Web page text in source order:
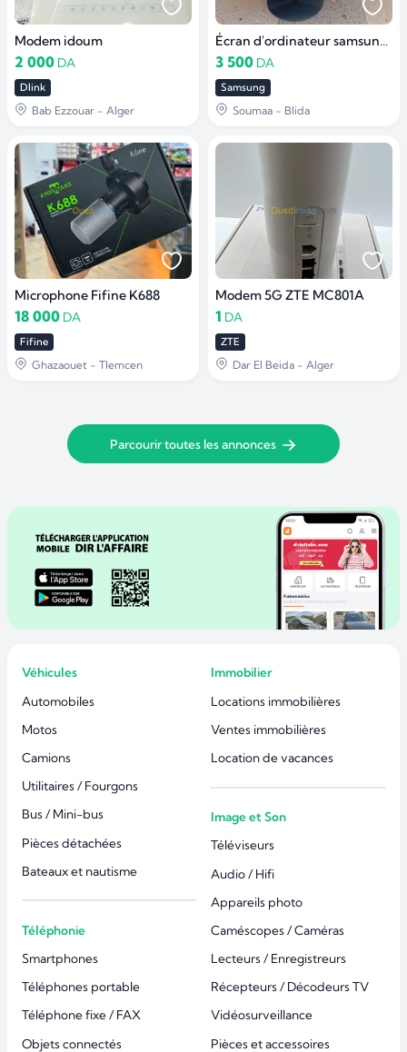
Modem idoum
2 000 DA
Dlink
Bab Ezzouar - Alger
Écran d'ordinateur samsung FHD 60Hz
3 500 DA
Samsung
Soumaa - Blida
Microphone Fifine K688
18 000 DA
Fifine
Ghazaouet - Tlemcen
Modem 5G ZTE MC801A
1 DA
ZTE
Dar El Beida - Alger
Parcourir toutes les annonces
Véhicules
Automobiles
Motos
Camions
Utilitaires / Fourgons
Bus / Mini-bus
Pièces détachées
Bateaux et nautisme
Téléphonie
Smartphones
Téléphones portable
Téléphone fixe / FAX
Objets connectés
Immobilier
Locations immobilières
Ventes immobilières
Location de vacances
Image et Son
Téléviseurs
Audio / Hifi
Appareils photo
Caméscopes / Caméras
Lecteurs / Enregistreurs
Récepteurs / Décodeurs TV
Vidéosurveillance
Pièces et accessoires